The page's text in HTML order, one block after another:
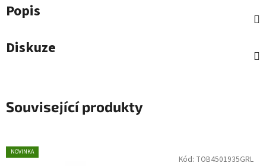
Popis
Diskuze
Související produkty
NOVINKA
Kód: TOB4501935GRL